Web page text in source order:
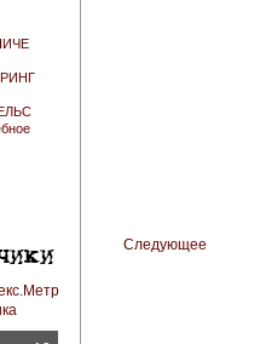
Следующее